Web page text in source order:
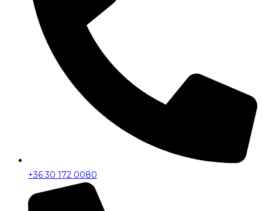
+36 30 172 0080